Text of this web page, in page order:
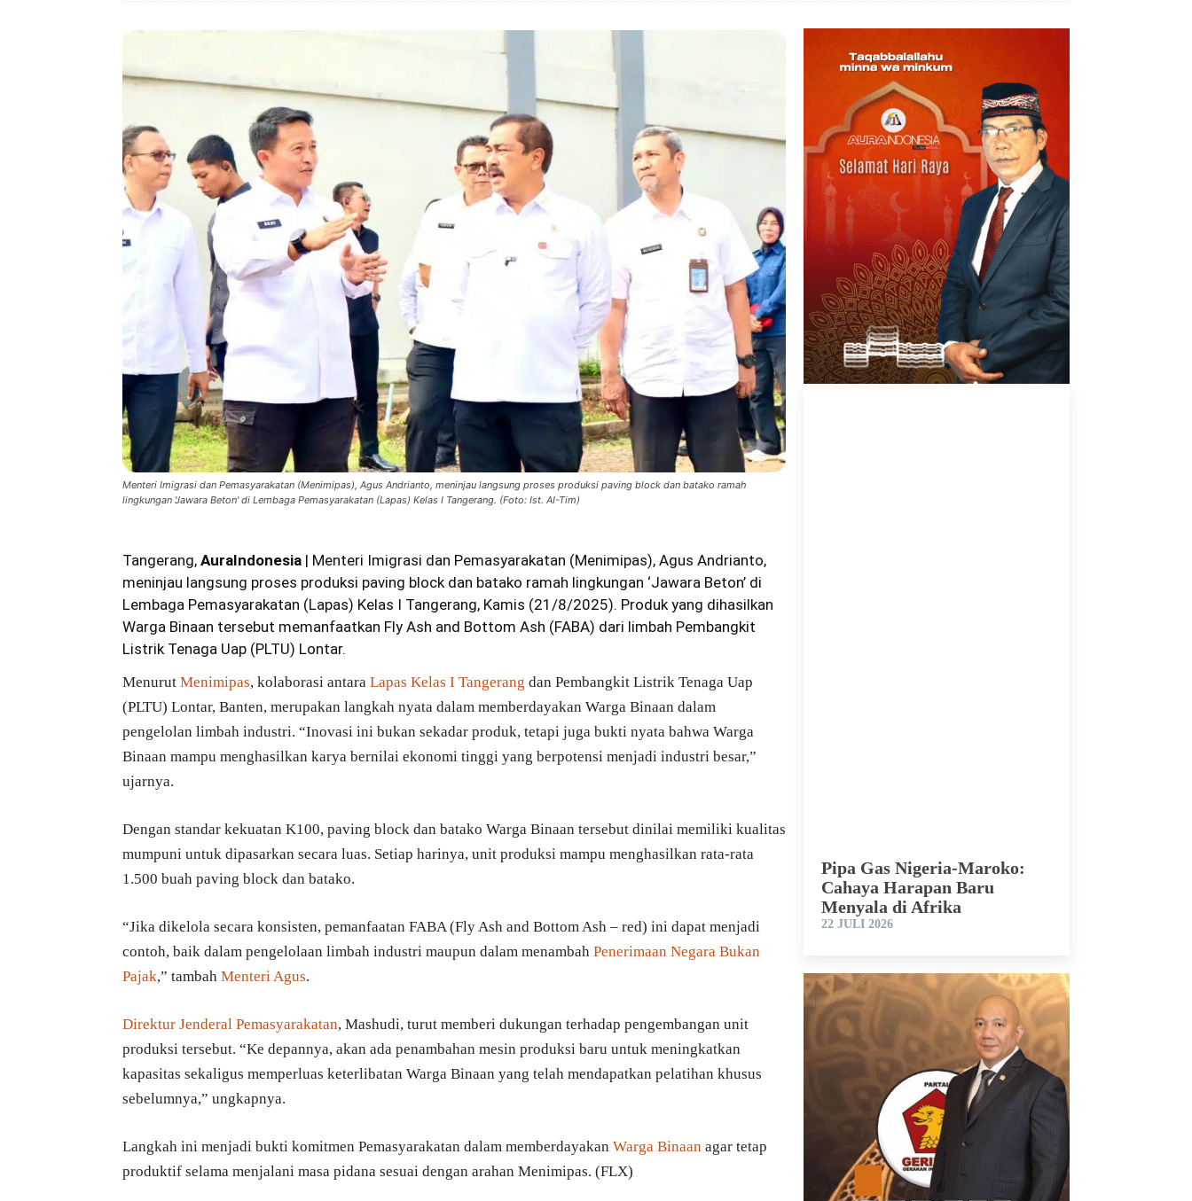
Menteri Imigrasi dan Pemasyarakatan (Menimipas), Agus Andrianto, meninjau langsung proses produksi paving block dan batako ramah
lingkungan 'Jawara Beton' di Lembaga Pemasyarakatan (Lapas) Kelas I Tangerang. (Foto: Ist. AI-Tim)
Tangerang, AuraIndonesia | Menteri Imigrasi dan Pemasyarakatan (Menimipas), Agus Andrianto,
meninjau langsung proses produksi paving block dan batako ramah lingkungan ‘Jawara Beton’ di
Lembaga Pemasyarakatan (Lapas) Kelas I Tangerang, Kamis (21/8/2025). Produk yang dihasilkan
Warga Binaan tersebut memanfaatkan Fly Ash and Bottom Ash (FABA) dari limbah Pembangkit
Listrik Tenaga Uap (PLTU) Lontar.
Menurut Menimipas, kolaborasi antara Lapas Kelas I Tangerang dan Pembangkit Listrik Tenaga Uap
(PLTU) Lontar, Banten, merupakan langkah nyata dalam memberdayakan Warga Binaan dalam
pengelolan limbah industri. “Inovasi ini bukan sekadar produk, tetapi juga bukti nyata bahwa Warga
Binaan mampu menghasilkan karya bernilai ekonomi tinggi yang berpotensi menjadi industri besar,”
ujarnya.
Dengan standar kekuatan K100, paving block dan batako Warga Binaan tersebut dinilai memiliki kualitas
mumpuni untuk dipasarkan secara luas. Setiap harinya, unit produksi mampu menghasilkan rata-rata
1.500 buah paving block dan batako.
“Jika dikelola secara konsisten, pemanfaatan FABA (Fly Ash and Bottom Ash – red) ini dapat menjadi
contoh, baik dalam pengelolaan limbah industri maupun dalam menambah Penerimaan Negara Bukan
Pajak,” tambah Menteri Agus.
Direktur Jenderal Pemasyarakatan, Mashudi, turut memberi dukungan terhadap pengembangan unit
produksi tersebut. “Ke depannya, akan ada penambahan mesin produksi baru untuk meningkatkan
kapasitas sekaligus memperluas keterlibatan Warga Binaan yang telah mendapatkan pelatihan khusus
sebelumnya,” ungkapnya.
Langkah ini menjadi bukti komitmen Pemasyarakatan dalam memberdayakan Warga Binaan agar tetap
produktif selama menjalani masa pidana sesuai dengan arahan Menimipas. (FLX)
Pipa Gas Nigeria-Maroko:
Cahaya Harapan Baru
Menyala di Afrika
22 JULI 2026